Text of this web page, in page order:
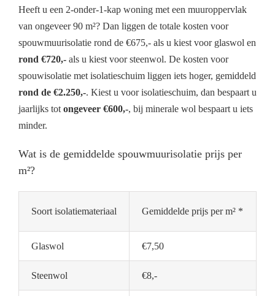
Heeft u een 2-onder-1-kap woning met een muuroppervlak
van ongeveer 90 m²? Dan liggen de totale kosten voor
spouwmuurisolatie rond de €675,- als u kiest voor glaswol en
rond €720,- als u kiest voor steenwol. De kosten voor
spouwisolatie met isolatieschuim liggen iets hoger, gemiddeld
rond de €2.250,-. Kiest u voor isolatieschuim, dan bespaart u
jaarlijks tot ongeveer €600,-, bij minerale wol bespaart u iets
minder.
Wat is de gemiddelde spouwmuurisolatie prijs per
m²?
Soort isolatiemateriaal Gemiddelde prijs per m² *
Glaswol €7,50
Steenwol €8,-